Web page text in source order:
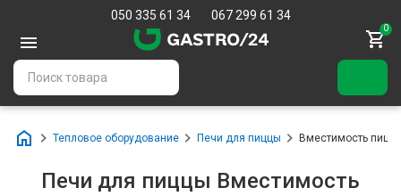
050 335 61 34 067 299 61 34
0
Тепловое оборудование Печи для пиццы Вместимость
Печи для пиццы Вместимость